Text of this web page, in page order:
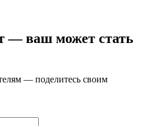
— ваш может стать
— поделитесь своим